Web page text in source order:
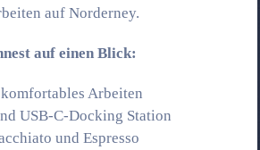
auf Norderney.
auf einen Blick:
Arbeiten
USB-C-Docking Station
und Espresso